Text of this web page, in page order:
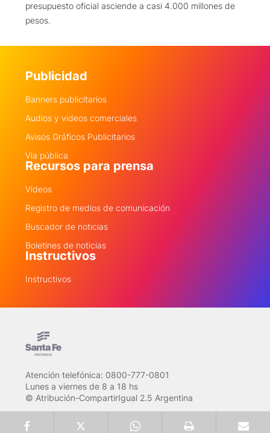
presupuesto oficial asciende a casi 4.000 millones de
pesos.
Publicidad
Banners publicitarios
Audios y videos comerciales
Avisos Gráficos Publicitarios
Via pública
Recursos para prensa
Videos
Registro de medios de comunicación
Buscador de noticias
Boletines de noticias
Instructivos
Instructivos
Atención telefónica: 0800-777-0801
Lunes a viernes de 8 a 18 hs
© Atribución-CompartirIgual 2.5 Argentina